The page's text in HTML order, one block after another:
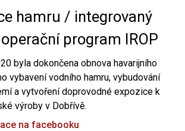
hamru / integrovaný
program IROP
byla dokončena obnova havarijního
vybavení vodního hamru, vybudování
a vytvoření doprovodné expozice k
výroby v Dobřívě.
na facebooku